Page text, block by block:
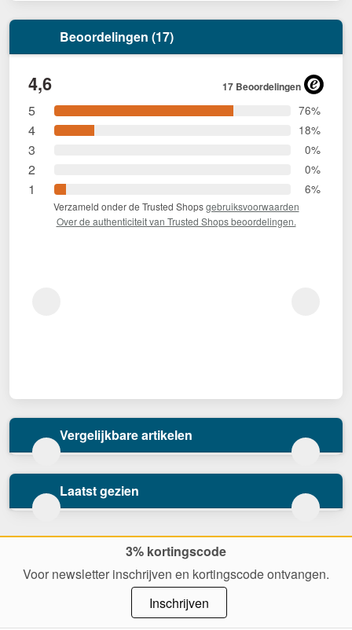
Beoordelingen (17)
4,6 17 Beoordelingen
5 76%
4 18%
3 0%
2 0%
1 6%
Verzameld onder de Trusted Shopsgebruiksvoorwaarden
Over de authenticiteit van Trusted Shops beoordelingen.
Vergelijkbare artikelen
Laatst gezien
3% kortingscode
Voor newsletter inschrijven en kortingscode ontvangen.
Inschrijven